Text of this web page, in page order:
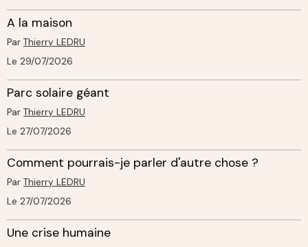
A la maison
Par Thierry LEDRU
Le 29/07/2026
Parc solaire géant
Par Thierry LEDRU
Le 27/07/2026
Comment pourrais-je parler d'autre chose ?
Par Thierry LEDRU
Le 27/07/2026
Une crise humaine